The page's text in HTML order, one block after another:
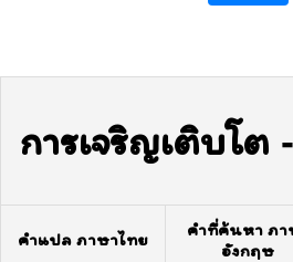
การเจริญเติบโต -
คำแปล ภาษาไทย
คำที่ค้นหา ภา
อังกฤษ